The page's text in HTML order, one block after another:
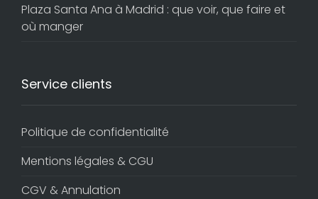
Plaza Santa Ana à Madrid : que voir, que faire et
où manger
Service clients
Politique de confidentialité
Mentions légales & CGU
CGV & Annulation